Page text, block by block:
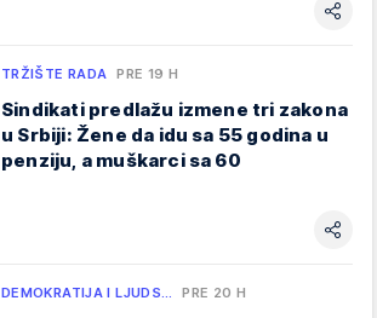
TRŽIŠTE RADA PRE 19 H
Sindikati predlažu izmene tri zakona
u Srbiji: Žene da idu sa 55 godina u
penziju, a muškarci sa 60
DEMOKRATIJA I LJUDS… PRE 20 H